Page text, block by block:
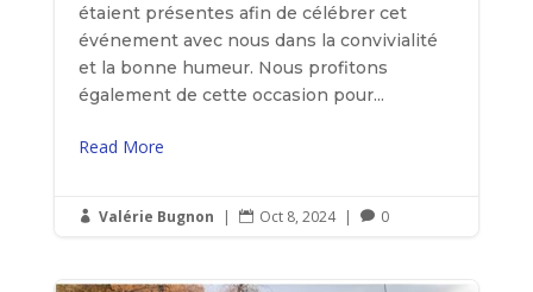
étaient présentes afin de célébrer cet
événement avec nous dans la convivialité
et la bonne humeur. Nous profitons
également de cette occasion pour...
Read More
 Valérie Bugnon |  Oct 8, 2024 |  0